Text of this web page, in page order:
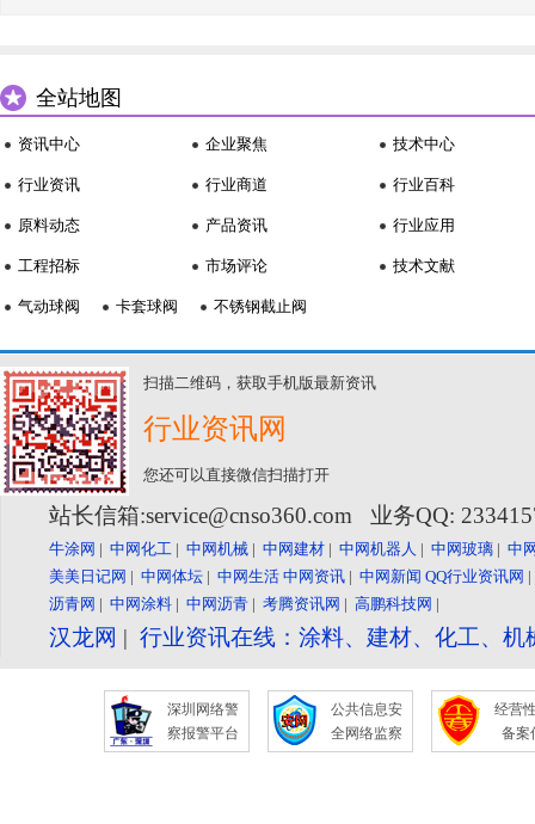
全站地图
资讯中心
行业资讯
原料动态
工程招标
企业聚焦
行业商道
产品资讯
市场评论
技术中心
行业百科
行业应用
技术文献
气动球阀 卡套球阀 不锈钢截止阀
扫描二维码，获取手机版最新资讯
行业资讯网
您还可以直接微信扫描打开
站长信箱:service@cnso360.com 业务QQ:
牛涂网 | 中网化工 | 中网机械 | 中网建材 | 中网机器人 | 中网玻璃 | 中
美美日记网 | 中网体坛 | 中网生活 中网资讯 | 中网新闻 QQ行业资讯网
沥青网 | 中网涂料 | 中网沥青 | 考腾资讯网 | 高鹏科技网 |
汉龙网 | 行业资讯在线：涂料、建材、化工、
深圳网络警
察报警平台
公共信息安
全网络监察
经营
备案